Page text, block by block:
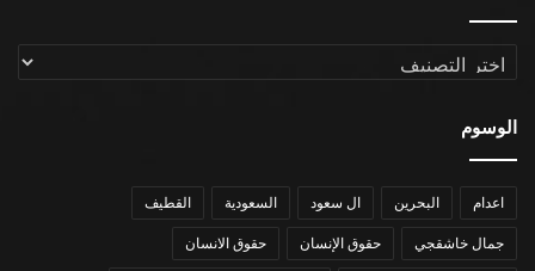
التصنيفات
الوسوم
اعدام البحرين ال سعود السعودية القطيف
جمال خاشقجي حقوق الإنسان حقوق الانسان